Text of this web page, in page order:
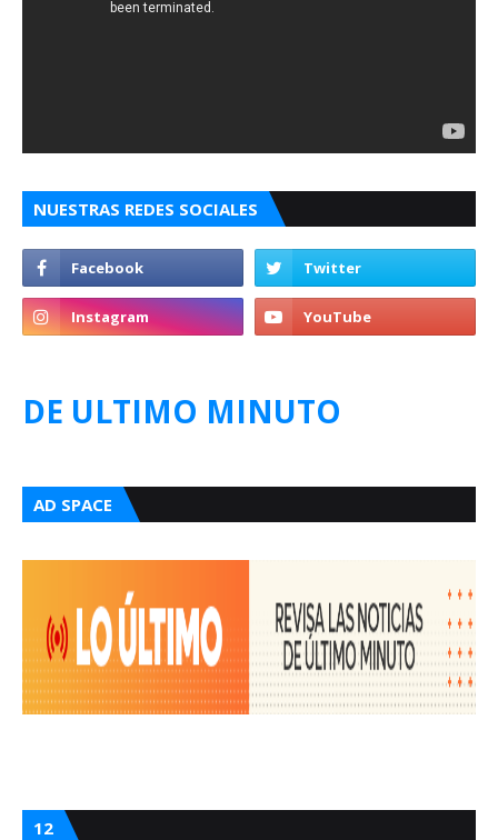
NUESTRAS REDES SOCIALES
DE ULTIMO MINUTO
AD SPACE
12